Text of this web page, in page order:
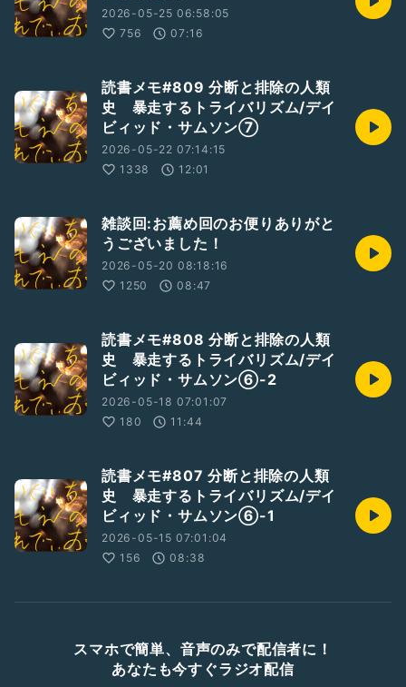
2026-05-25 06:58:05
756
07:16
読書メモ#809 分断と排除の人類
史 暴走するトライバリズム/デイ
ビィッド・サムソン⑦
2026-05-22 07:14:15
1338
12:01
雑談回:お薦め回のお便りありがと
うございました！
2026-05-20 08:18:16
1250
08:47
読書メモ#808 分断と排除の人類
史 暴走するトライバリズム/デイ
ビィッド・サムソン⑥-2
2026-05-18 07:01:07
180
11:44
読書メモ#807 分断と排除の人類
史 暴走するトライバリズム/デイ
ビィッド・サムソン⑥-1
2026-05-15 07:01:04
156
08:38
スマホで簡単、音声のみで配信者に！
あなたも今すぐラジオ配信